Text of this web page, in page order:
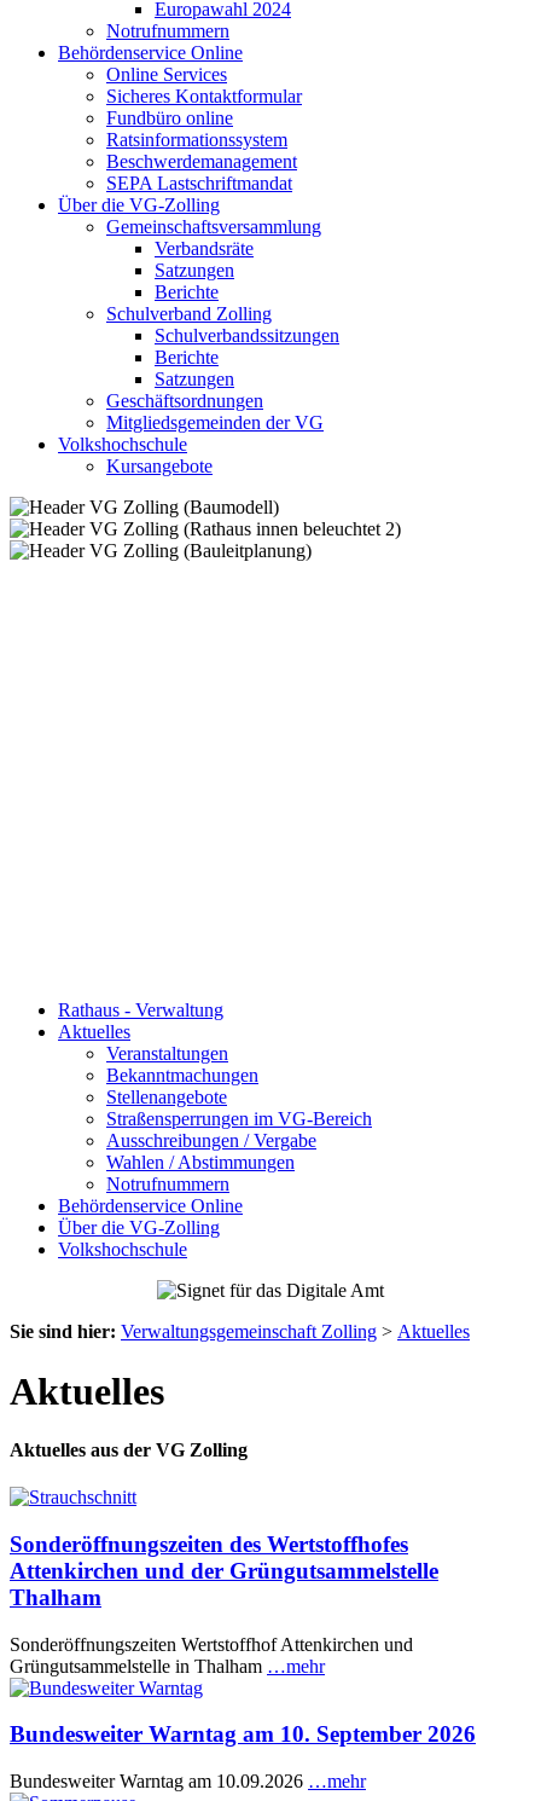
Europawahl 2024
Notrufnummern
Behördenservice Online
Online Services
Sicheres Kontaktformular
Fundbüro online
Ratsinformationssystem
Beschwerdemanagement
SEPA Lastschriftmandat
Über die VG-Zolling
Gemeinschaftsversammlung
Verbandsräte
Satzungen
Berichte
Schulverband Zolling
Schulverbandssitzungen
Berichte
Satzungen
Geschäftsordnungen
Mitgliedsgemeinden der VG
Volkshochschule
Kursangebote
Rathaus - Verwaltung
Aktuelles
Veranstaltungen
Bekanntmachungen
Stellenangebote
Straßensperrungen im VG-Bereich
Ausschreibungen / Vergabe
Wahlen / Abstimmungen
Notrufnummern
Behördenservice Online
Über die VG-Zolling
Volkshochschule
Sie sind hier: Verwaltungsgemeinschaft Zolling > Aktuelles
Aktuelles
Aktuelles aus der VG Zolling
Sonderöffnungszeiten des Wertstoffhofes
Attenkirchen und der Grüngutsammelstelle
Thalham
Sonderöffnungszeiten Wertstoffhof Attenkirchen und
Grüngutsammelstelle in Thalham …mehr
Bundesweiter Warntag am 10. September 2026
Bundesweiter Warntag am 10.09.2026 …mehr